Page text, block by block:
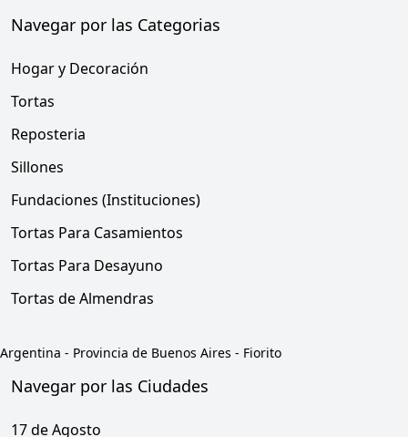
Navegar por las Categorias
Hogar y Decoración
Tortas
Reposteria
Sillones
Fundaciones (Instituciones)
Tortas Para Casamientos
Tortas Para Desayuno
Tortas de Almendras
Argentina - Provincia de Buenos Aires - Fiorito
Navegar por las Ciudades
17 de Agosto